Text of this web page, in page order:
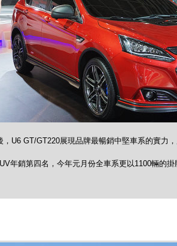
，U6 GT/GT220展現品牌最暢銷中堅車系的實力
年銷第四名，今年元月份全車系更以1100輛的